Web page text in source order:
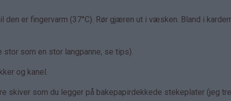
den er fingervarm (37°C). Rør gjæren ut i væsken. Bland i
som en stor langpanne, se tips).
og kanel.
skiver som du legger på bakepapirdekkede stekeplater (jeg